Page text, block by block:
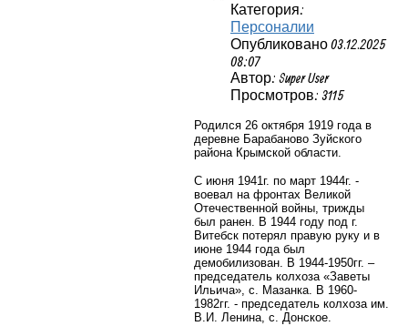
Категория:
Персоналии
Опубликовано 03.12.2025
08:07
Автор: Super User
Просмотров: 3115
Родился 26 октября 1919 года в
деревне Барабаново Зуйского
района Крымской области.
С июня 1941г. по март 1944г. -
воевал на фронтах Великой
Отечественной войны, трижды
был ранен. В 1944 году под г.
Витебск потерял правую руку и в
июне 1944 года был
демобилизован. В 1944-1950гг. –
председатель колхоза «Заветы
Ильича», с. Мазанка. В 1960-
1982гг. - председатель колхоза им.
В.И. Ленина, с. Донское.